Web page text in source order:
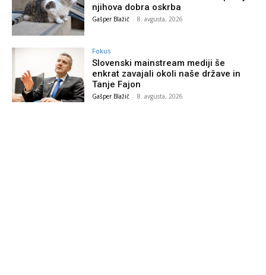
njihova dobra oskrba
Gašper Blažič - 8. avgusta, 2026
Fokus
Slovenski mainstream mediji še
enkrat zavajali okoli naše države in
Tanje Fajon
Gašper Blažič - 8. avgusta, 2026